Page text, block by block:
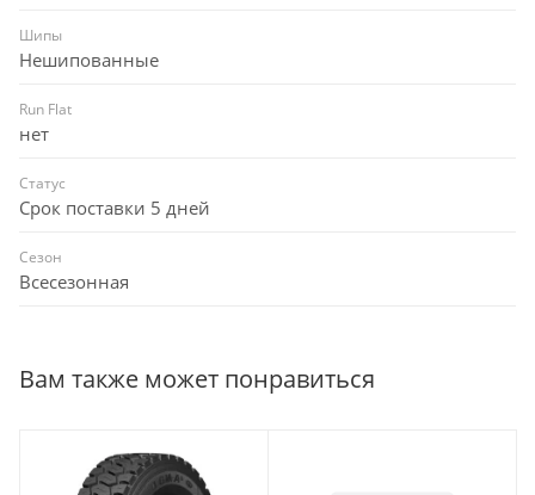
Шипы
Нешипованные
Run Flat
нет
Статус
Срок поставки 5 дней
Сезон
Всесезонная
Вам также может понравиться